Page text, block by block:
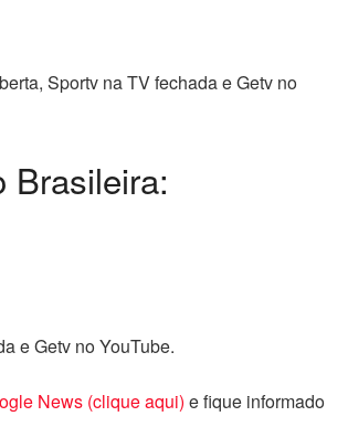
Sportv na TV fechada e Getv no
Brasileira:
e Getv no YouTube.
News (clique aqui) e fique informado